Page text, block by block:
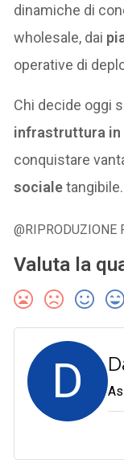
dinamiche di
wholesale, dai
operative di
Chi decide oggi
infrastruttura in
conquistare
socialetangibile.
@RIPRODUZIONE
Valuta la
D